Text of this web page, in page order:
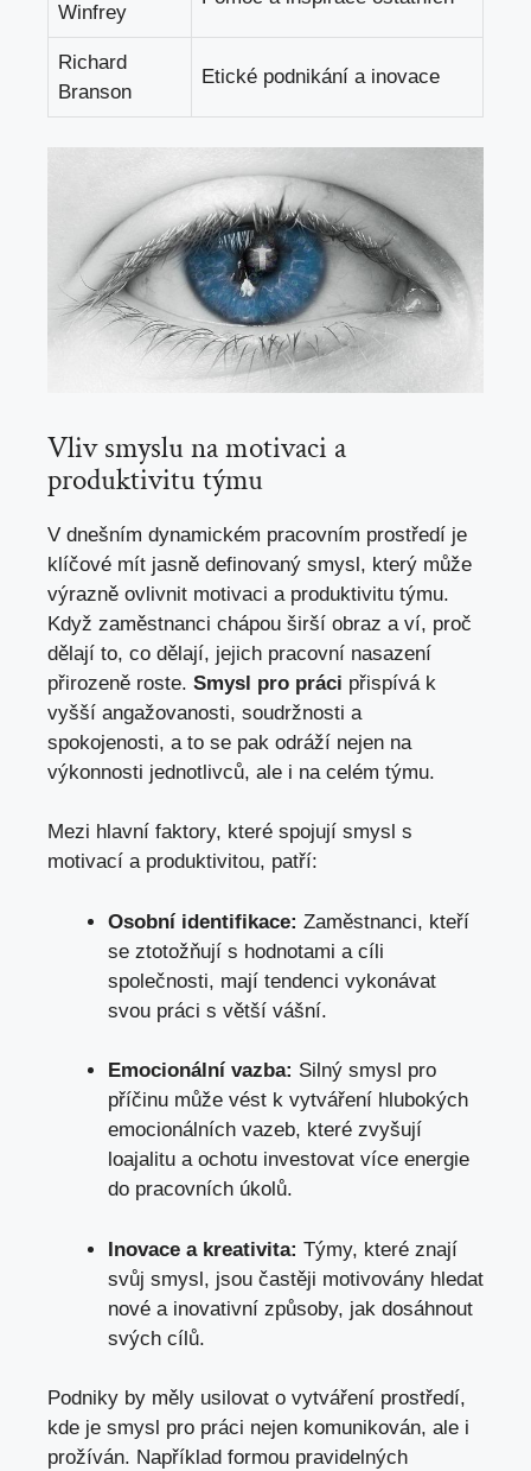
Winfrey
Richard
Branson
Etické podnikání a inovace
Vliv smyslu na motivaci a
produktivitu týmu
V dnešním dynamickém pracovním prostředí je
klíčové mít jasně definovaný smysl, který může
výrazně ovlivnit motivaci a produktivitu týmu.
Když zaměstnanci chápou širší obraz a ví, proč
dělají to, co dělají, jejich pracovní nasazení
přirozeně roste. Smysl pro práci přispívá k
vyšší angažovanosti, soudržnosti a
spokojenosti, a to se pak odráží nejen na
výkonnosti jednotlivců, ale i na celém týmu.
Mezi hlavní faktory, které spojují smysl s
motivací a produktivitou, patří:
Osobní identifikace: Zaměstnanci, kteří
se ztotožňují s hodnotami a cíli
společnosti, mají tendenci vykonávat
svou práci s větší vášní.
Emocionální vazba: Silný smysl pro
příčinu může vést k vytváření hlubokých
emocionálních vazeb, které zvyšují
loajalitu a ochotu investovat více energie
do pracovních úkolů.
Inovace a kreativita: Týmy, které znají
svůj smysl, jsou častěji motivovány hledat
nové a inovativní způsoby, jak dosáhnout
svých cílů.
Podniky by měly usilovat o vytváření prostředí,
kde je smysl pro práci nejen komunikován, ale i
prožíván. Například formou pravidelných